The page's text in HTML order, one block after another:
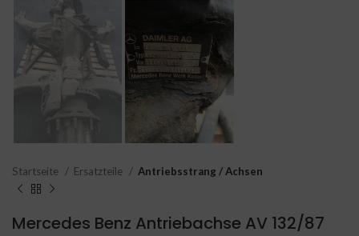
Startseite Ersatzteile Antriebsstrang / Achsen
Mercedes Benz Antriebachse AV 132/87